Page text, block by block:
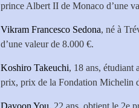
prince Albert II de Monaco d’une
Vikram Francesco Sedona, né à
d’une valeur de 8.000 €.
Koshiro Takeuchi, 18 ans,
prix, prix de la Fondation Michelin
Dayoon You, 22 ans, obtient le 2e